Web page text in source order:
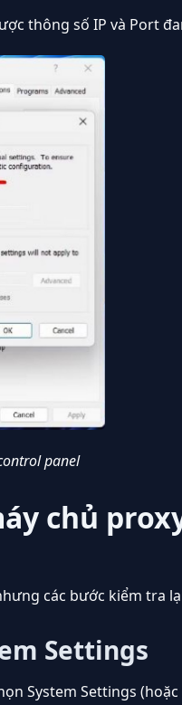
thông số IP và Port
panel
chủ
các bước kiểm tra
Settings
System Settings (hoặc